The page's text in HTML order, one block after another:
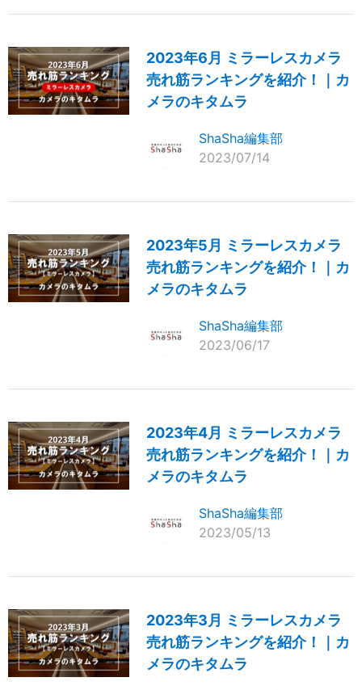
2023年6月 ミラーレスカメラ
売れ筋ランキングを紹介！｜カ
メラのキタムラ
ShaSha編集部
2023/07/14
2023年5月 ミラーレスカメラ
売れ筋ランキングを紹介！｜カ
メラのキタムラ
ShaSha編集部
2023/06/17
2023年4月 ミラーレスカメラ
売れ筋ランキングを紹介！｜カ
メラのキタムラ
ShaSha編集部
2023/05/13
2023年3月 ミラーレスカメラ
売れ筋ランキングを紹介！｜カ
メラのキタムラ